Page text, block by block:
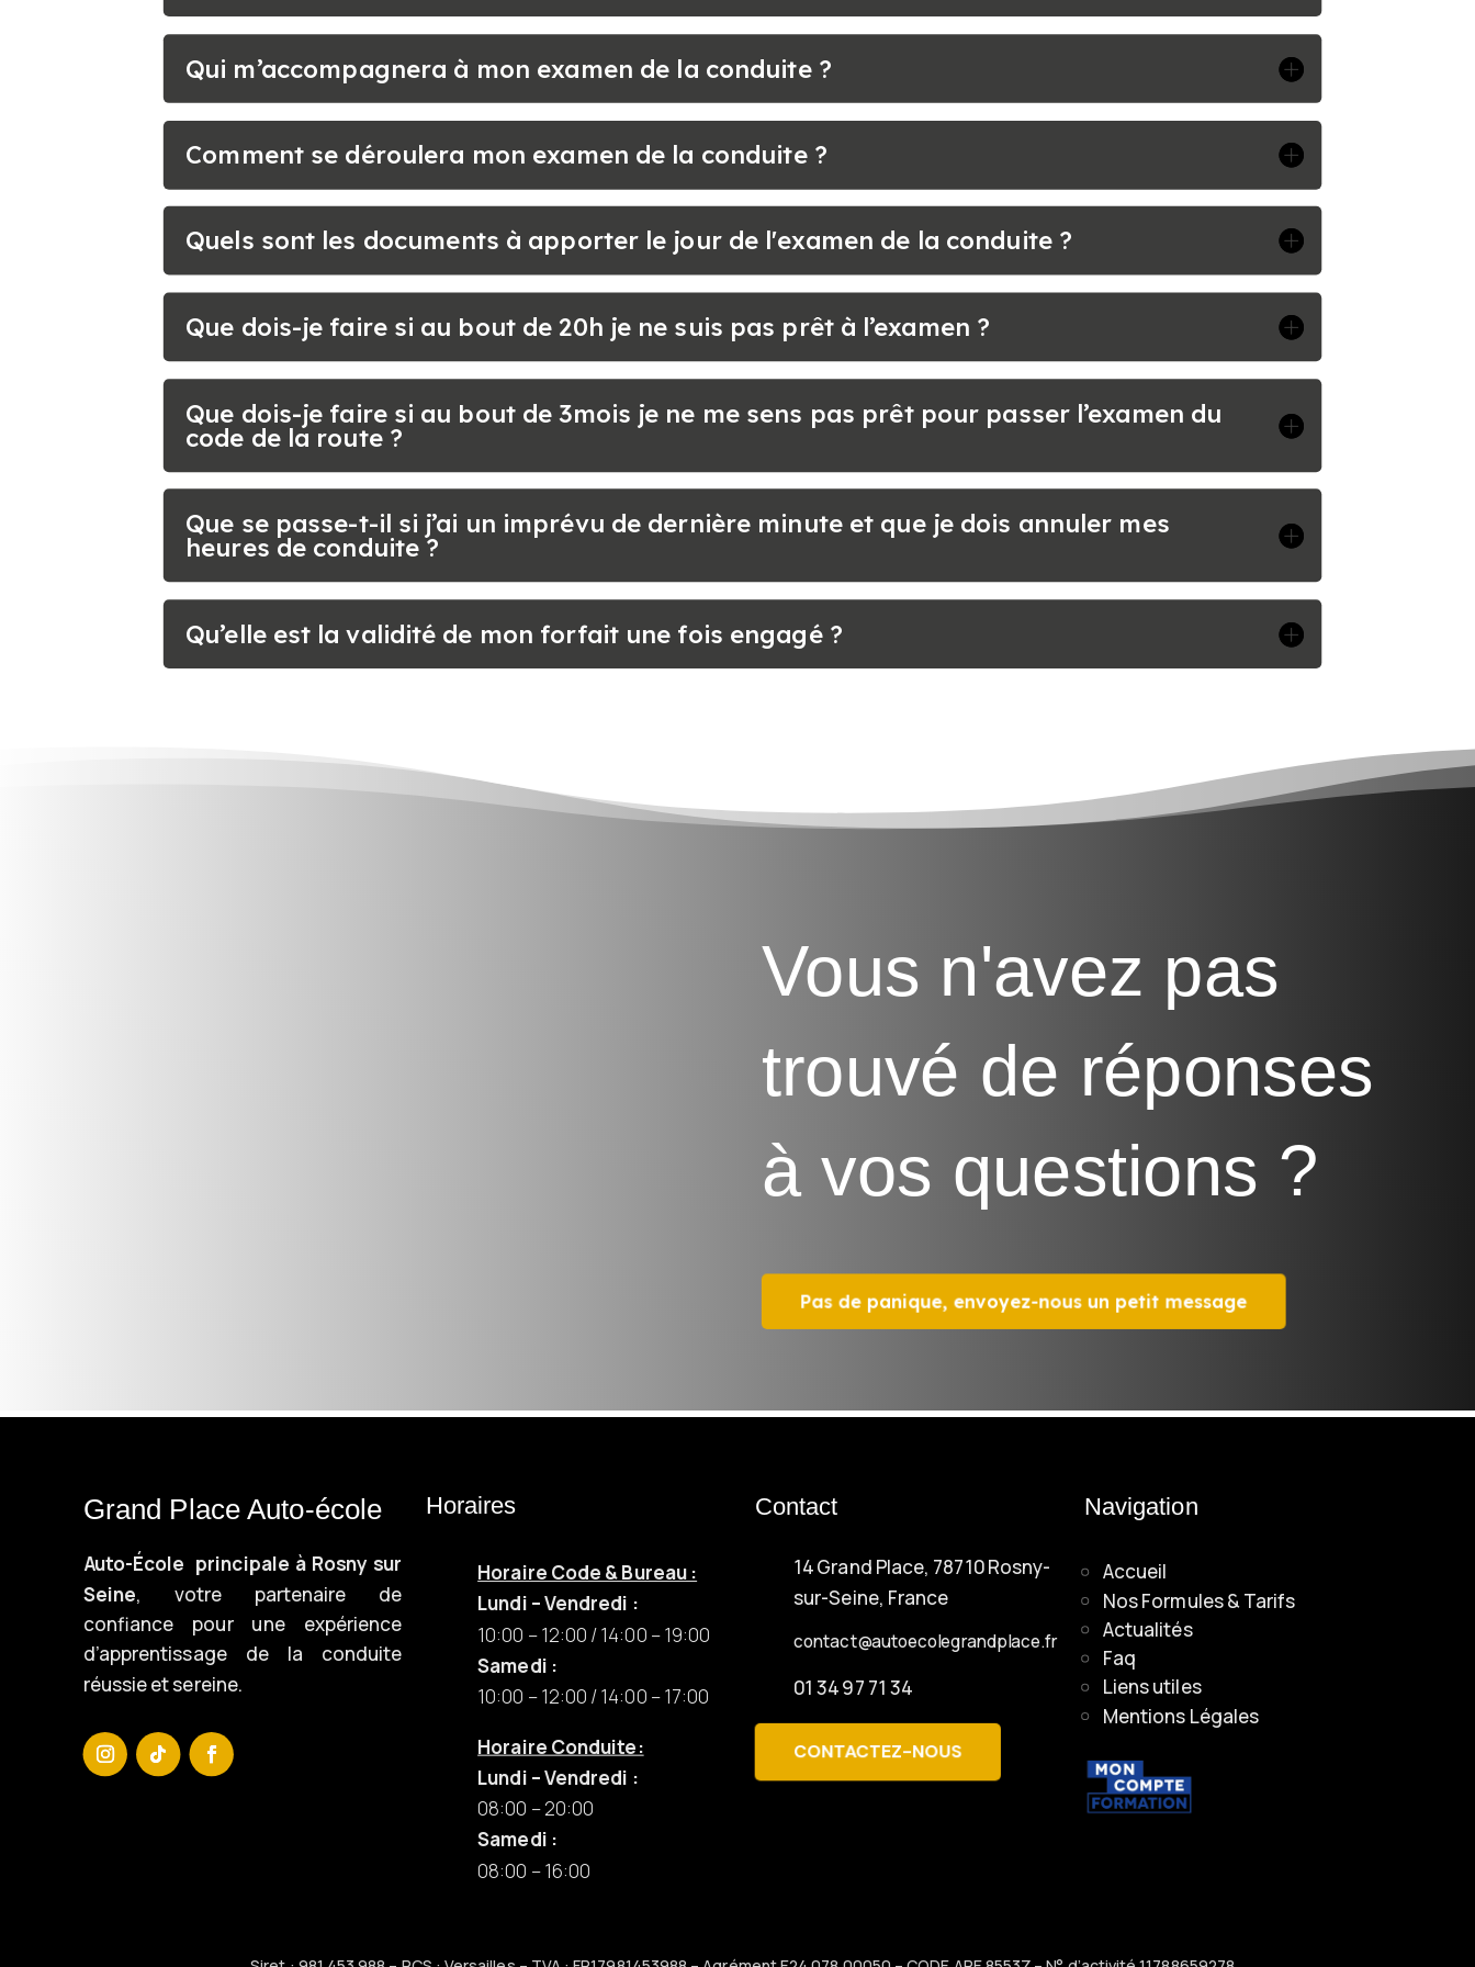
Qui m’accompagnera à mon examen de la conduite ?
Comment se déroulera mon examen de la conduite ?
Quels sont les documents à apporter le jour de l'examen de la conduite ?
Que dois-je faire si au bout de 20h je ne suis pas prêt à l’examen ?
Que dois-je faire si au bout de 3mois je ne me sens pas prêt pour passer l’examen du
code de la route ?
Que se passe-t-il si j’ai un imprévu de dernière minute et que je dois annuler mes
heures de conduite ?
Qu’elle est la validité de mon forfait une fois engagé ?
Vous n'avez pas
trouvé de réponses
à vos questions ?
Pas de panique, envoyez-nous un petit message
Grand Place Auto-école
Auto-École principale à Rosny sur
Seine, votre partenaire de
confiance pour une expérience
d’apprentissage de la conduite
réussie et sereine.
Horaires
Horaire Code & Bureau :
Lundi – Vendredi :
10:00 – 12:00 / 14:00 – 19:00
Samedi :
10:00 – 12:00 / 14:00 – 17:00
Horaire Conduite:
Lundi – Vendredi :
08:00 – 20:00
Samedi :
08:00 – 16:00
Contact
14 Grand Place, 78710 Rosny-
sur-Seine, France
contact@autoecolegrandplace.fr
01 34 97 71 34
CONTACTEZ-NOUS
Navigation
Accueil
Nos Formules & Tarifs
Actualités
Faq
Liens utiles
Mentions Légales